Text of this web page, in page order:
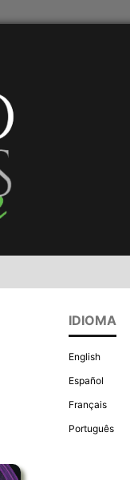
IDIOMA
English
Español
Français
Português